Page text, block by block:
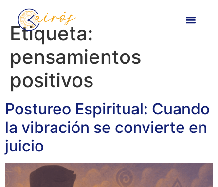
contenido
Etiqueta:
pensamientos
positivos
Postureo Espiritual: Cuando
la vibración se convierte en
juicio